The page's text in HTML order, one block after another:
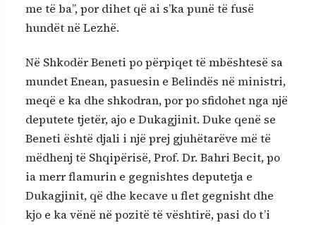
me të ba”, por dihet që ai s’ka punë të fusë
hundët në Lezhë.
Në Shkodër Beneti po përpiqet të mbështesë sa
mundet Enean, pasuesin e Belindës në ministri,
meqë e ka dhe shkodran, por po sfidohet nga një
deputete tjetër, ajo e Dukagjinit. Duke qenë se
Beneti është djali i një prej gjuhëtarëve më të
mëdhenj të Shqipërisë, Prof. Dr. Bahri Becit, po
ia merr flamurin e gegnishtes deputetja e
Dukagjinit, që dhe kecave u flet gegnisht dhe
kjo e ka vënë në pozitë të vështirë, pasi do t’i